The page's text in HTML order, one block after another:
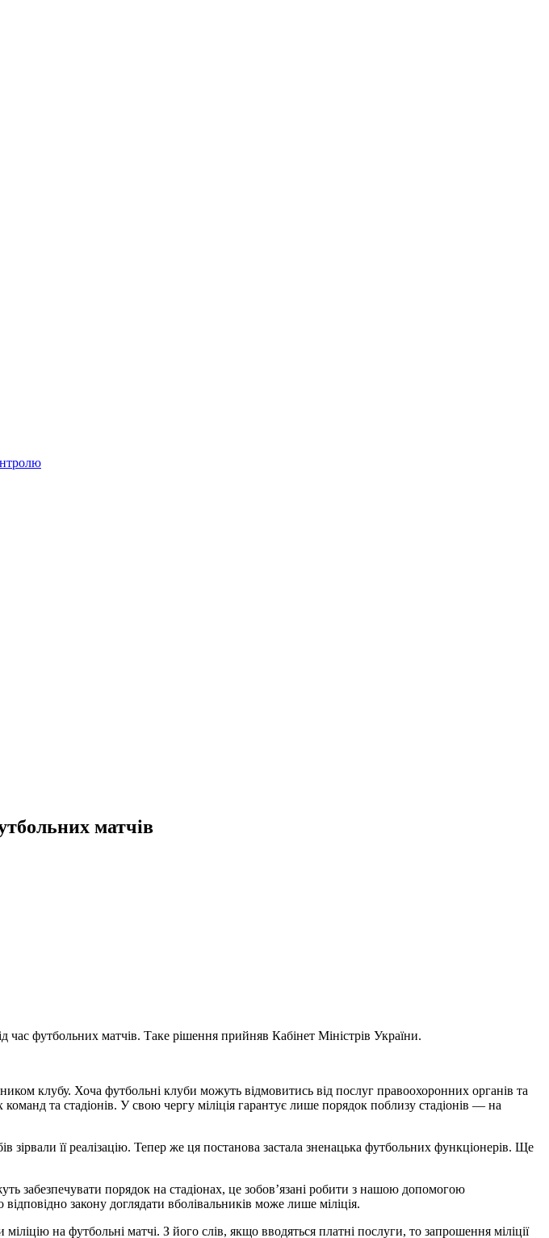
матчів
футбольних матчів. Таке рішення прийняв Кабінет Міністрів України.
клубу. Хоча футбольні клуби можуть відмовитись від послуг правоохоронних органів та
команд та стадіонів. У свою чергу міліція гарантує лише порядок поблизу стадіонів — на
її реалізацію. Тепер же ця постанова застала зненацька футбольних функціонерів. Ще
порядок на стадіонах, це зобов’язані робити з нашою допомогою
закону доглядати вболівальників може лише міліція.
на футбольні матчі. З його слів, якщо вводяться платні послуги, то запрошення міліції